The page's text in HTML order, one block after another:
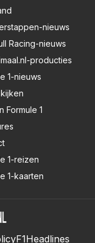
nieuws
Racing-nieuws
producties
1-nieuws
Formule 1
1-reizen
1-kaarten
F1Headlines